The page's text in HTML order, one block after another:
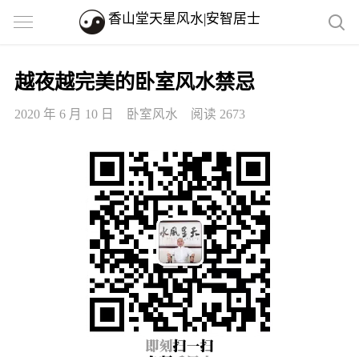
香山堂天星风水|安智居士
越夜越完美的卧室风水禁忌
2020 年 6 月 10 日 卧室风水 阅读 2673